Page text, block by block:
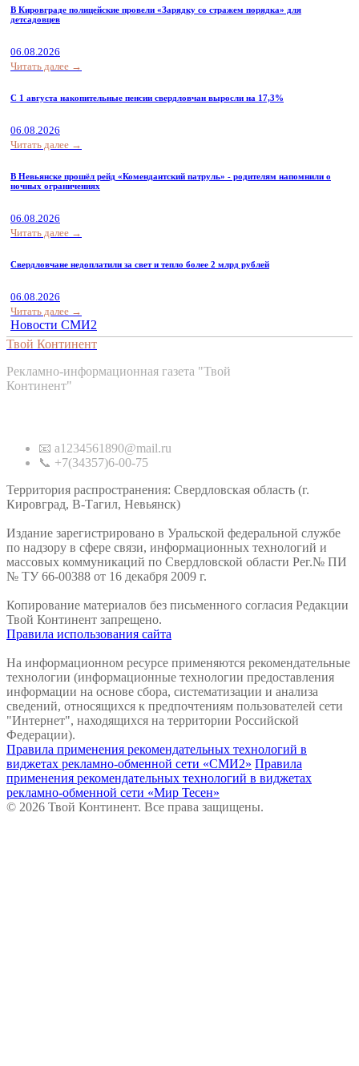
В Кировграде полицейские провели «Зарядку со стражем порядка» для
детсадовцев
06.08.2026
Читать далее →
С 1 августа накопительные пенсии свердловчан выросли на 17,3%
06.08.2026
Читать далее →
В Невьянске прошёл рейд «Комендантский патруль» - родителям напомнили о
ночных ограничениях
06.08.2026
Читать далее →
Свердловчане недоплатили за свет и тепло более 2 млрд рублей
06.08.2026
Читать далее →
Новости СМИ2
Твой Континент
Рекламно-информационная газета "Твой
Континент"
📧 a1234561890@mail.ru
📞 +7(34357)6-00-75
Территория распространения: Свердловская область (г.
Кировград, В-Тагил, Невьянск)
Издание зарегистрировано в Уральской федеральной службе
по надзору в сфере связи, информационных технологий и
массовых коммуникаций по Свердловской области Рег.№ ПИ
№ ТУ 66-00388 от 16 декабря 2009 г.
Копирование материалов без письменного согласия Редакции
Твой Континент запрещено.
Правила использования сайта
На информационном ресурсе применяются рекомендательные
технологии (информационные технологии предоставления
информации на основе сбора, систематизации и анализа
сведений, относящихся к предпочтениям пользователей сети
"Интернет", находящихся на территории Российской
Федерации).
Правила применения рекомендательных технологий в
виджетах рекламно-обменной сети «СМИ2» Правила
применения рекомендательных технологий в виджетах
рекламно-обменной сети «Мир Тесен»
© 2026 Твой Континент. Все права защищены.